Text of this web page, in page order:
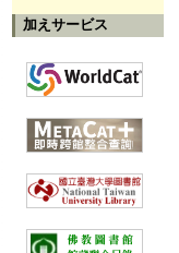
加えサービス